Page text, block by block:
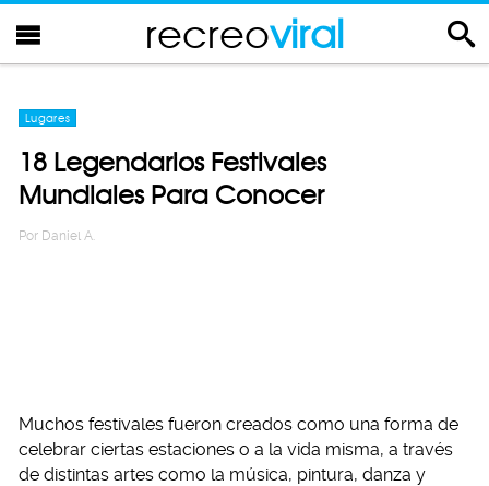
recreoviral
Lugares
18 Legendarios Festivales
Mundiales Para Conocer
Por Daniel A.
Muchos festivales fueron creados como una forma de
celebrar ciertas estaciones o a la vida misma, a través
de distintas artes como la música, pintura, danza y